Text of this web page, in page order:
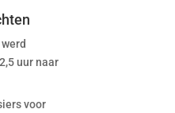
uur naar
voor